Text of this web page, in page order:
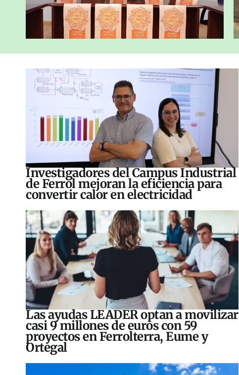
Investigadores del Campus Industrial
de Ferrol mejoran la eficiencia para
convertir calor en electricidad
Las ayudas LEADER optan a movilizar
casi 9 millones de euros con 59
proyectos en Ferrolterra, Eume y
Ortegal